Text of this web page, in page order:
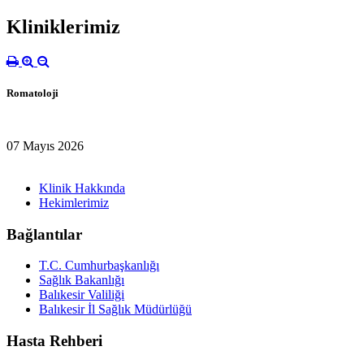
Kliniklerimiz
Romatoloji
07 Mayıs 2026
Klinik Hakkında
Hekimlerimiz
Bağlantılar
T.C. Cumhurbaşkanlığı
Sağlık Bakanlığı
Balıkesir Valiliği
Balıkesir İl Sağlık Müdürlüğü
Hasta Rehberi